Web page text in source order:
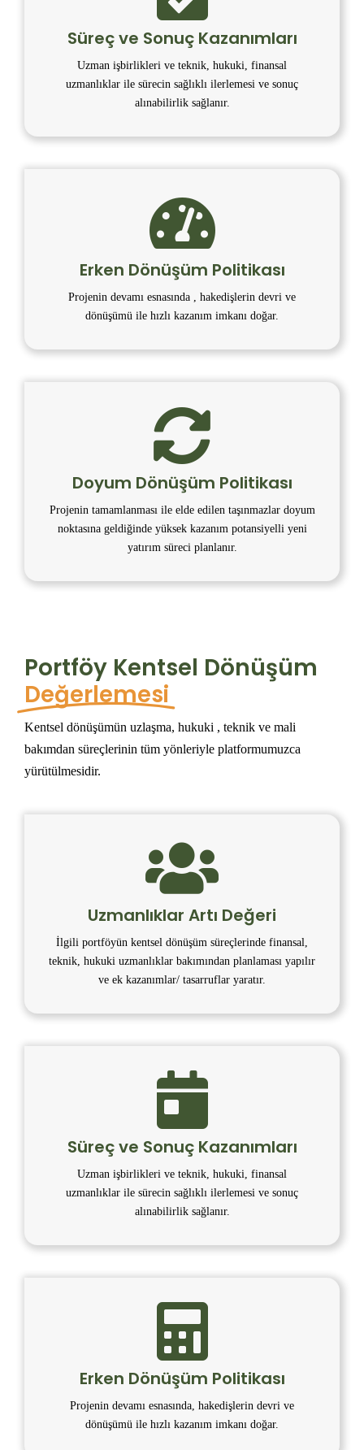
Süreç ve Sonuç Kazanımları
Uzman işbirlikleri ve teknik, hukuki, finansal
uzmanlıklar ile sürecin sağlıklı ilerlemesi ve sonuç
alınabilirlik sağlanır.
Erken Dönüşüm Politikası
Projenin devamı esnasında , hakedişlerin devri ve
dönüşümü ile hızlı kazanım imkanı doğar.
Doyum Dönüşüm Politikası
Projenin tamamlanması ile elde edilen taşınmazlar doyum
noktasına geldiğinde yüksek kazanım potansiyelli yeni
yatırım süreci planlanır.
Portföy Kentsel Dönüşüm
Değerlemesi
Kentsel dönüşümün uzlaşma, hukuki , teknik ve mali
bakımdan süreçlerinin tüm yönleriyle platformumuzca
yürütülmesidir.
Uzmanlıklar Artı Değeri
İlgili portföyün kentsel dönüşüm süreçlerinde finansal,
teknik, hukuki uzmanlıklar bakımından planlaması yapılır
ve ek kazanımlar/ tasarruflar yaratır.
Süreç ve Sonuç Kazanımları
Uzman işbirlikleri ve teknik, hukuki, finansal
uzmanlıklar ile sürecin sağlıklı ilerlemesi ve sonuç
alınabilirlik sağlanır.
Erken Dönüşüm Politikası
Projenin devamı esnasında, hakedişlerin devri ve
dönüşümü ile hızlı kazanım imkanı doğar.